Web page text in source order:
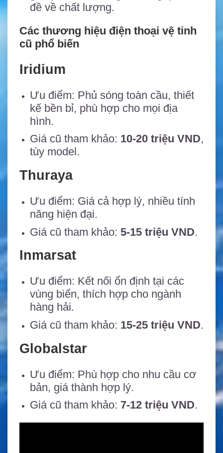
đề về chất lượng.
Các thương hiệu điện thoại vệ tinh
cũ phổ biến
Iridium
Ưu điểm: Phủ sóng toàn cầu, thiết
kế bền bỉ, phù hợp cho mọi địa
hình.
Giá cũ tham khảo: 10-20 triệu VND,
tùy model.
Thuraya
Ưu điểm: Giá cả hợp lý, nhiều tính
năng hiện đại.
Giá cũ tham khảo: 5-15 triệu VND.
Inmarsat
Ưu điểm: Kết nối ổn định tại các
vùng biển, thích hợp cho ngành
hàng hải.
Giá cũ tham khảo: 15-25 triệu VND.
Globalstar
Ưu điểm: Phù hợp cho nhu cầu cơ
bản, giá thành hợp lý.
Giá cũ tham khảo: 7-12 triệu VND.